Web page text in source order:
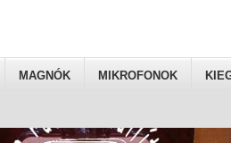
MAGNÓK MIKROFONOK